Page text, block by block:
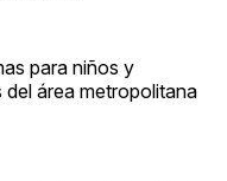
para niños y
del área metropolitana